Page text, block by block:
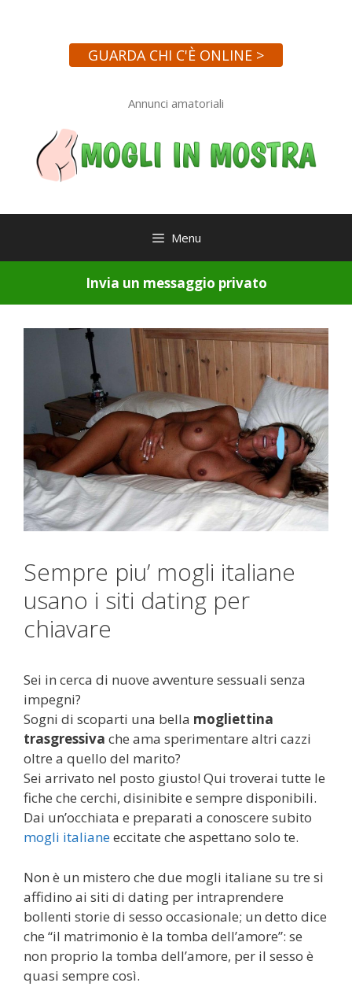
GUARDA CHI C'È ONLINE >
Annunci amatoriali
Menu
Invia un messaggio privato
Sempre piu’ mogli italiane
usano i siti dating per
chiavare
Sei in cerca di nuove avventure sessuali senza
impegni?
Sogni di scoparti una bella mogliettina
trasgressiva che ama sperimentare altri cazzi
oltre a quello del marito?
Sei arrivato nel posto giusto! Qui troverai tutte le
fiche che cerchi, disinibite e sempre disponibili.
Dai un’occhiata e preparati a conoscere subito
mogli italianeeccitate che aspettano solo te.
Non è un mistero che due mogli italiane su tre si
affidino ai siti di dating per intraprendere
bollenti storie di sesso occasionale; un detto dice
che “il matrimonio è la tomba dell’amore”: se
non proprio la tomba dell’amore, per il sesso è
quasi sempre così.